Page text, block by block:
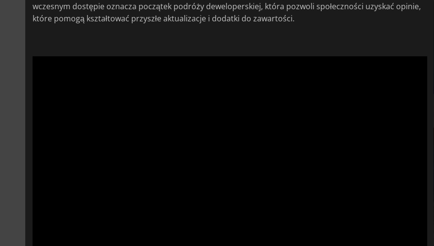
wczesnym dostępie oznacza początek podróży deweloperskiej, która pozwoli społeczności uzyskać opinie,
które pomogą kształtować przyszłe aktualizacje i dodatki do zawartości.